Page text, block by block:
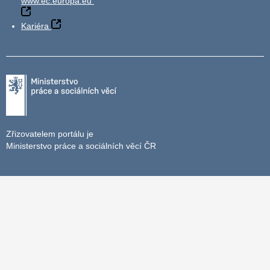
Kariéra
Zřizovatelem portálu je
Ministerstvo práce a sociálních věcí ČR